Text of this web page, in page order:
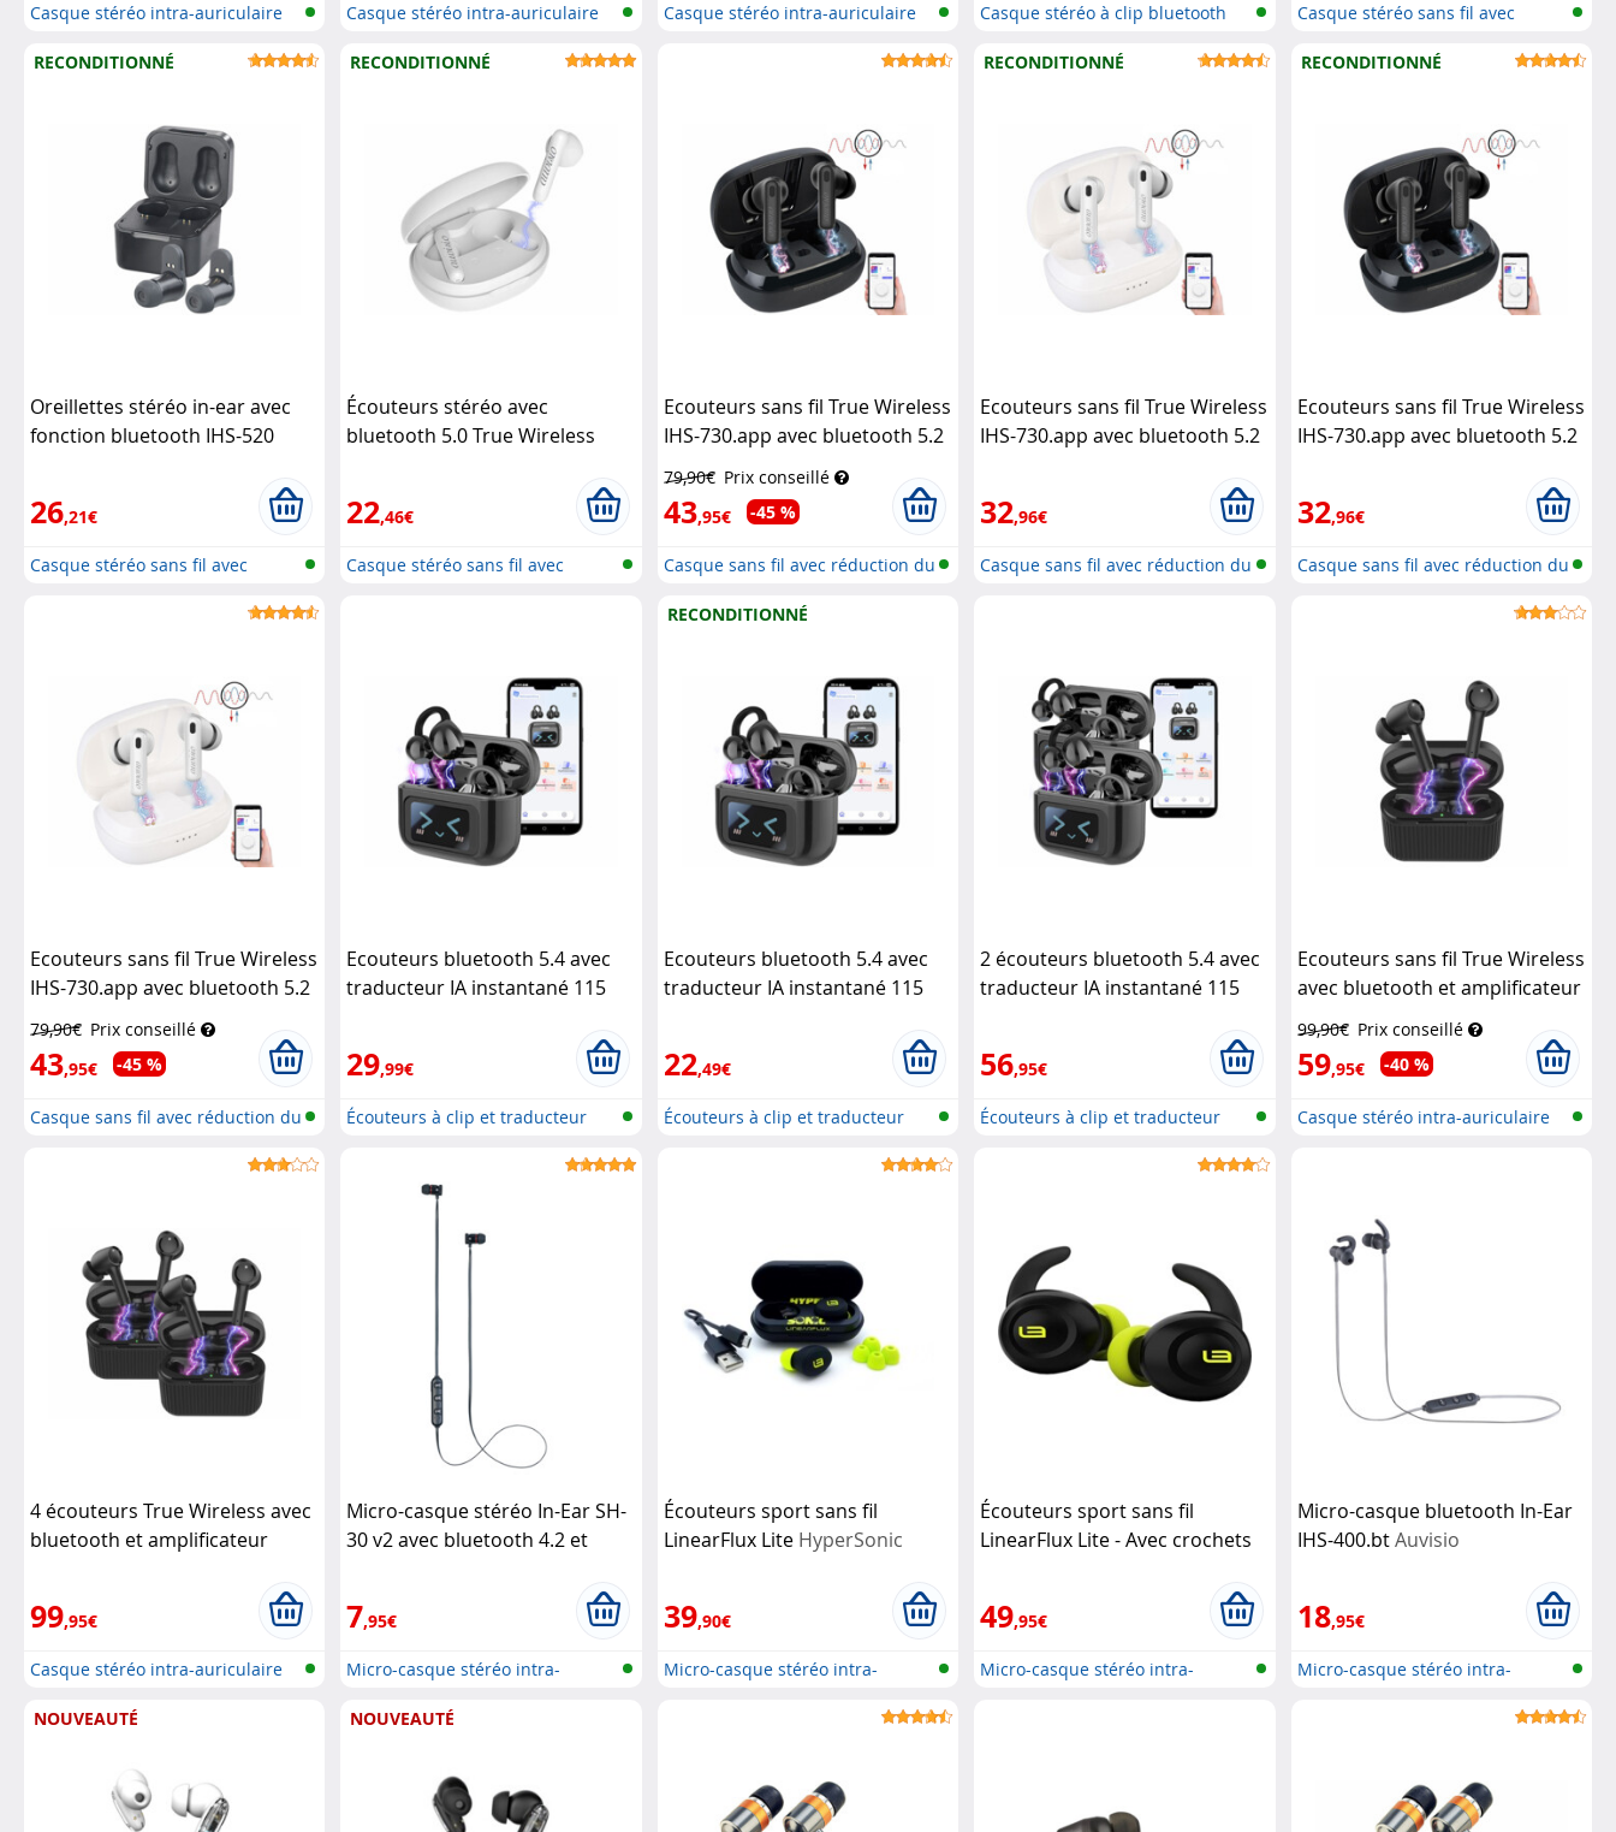
Casque stéréo intra-auriculaire
Casque stéréo intra-auriculaire
Casque stéréo intra-auriculaire
Casque stéréo à clip bluetooth
Casque stéréo sans fil avec
RECONDITIONNÉ
Oreillettes stéréo in-ear avec
fonction bluetooth IHS-520
26,21€
Casque stéréo sans fil avec
RECONDITIONNÉ
Écouteurs stéréo avec
bluetooth 5.0 True Wireless
22,46€
Casque stéréo sans fil avec
Ecouteurs sans fil True Wireless
IHS-730.app avec bluetooth 5.2
et réduction active du bruit -
noir
Auvisio
79,90€ Prix conseillé
43,95€ -45 %
Casque sans fil avec réduction du
RECONDITIONNÉ
Ecouteurs sans fil True Wireless
IHS-730.app avec bluetooth 5.2
32,96€
Casque sans fil avec réduction du
RECONDITIONNÉ
Ecouteurs sans fil True Wireless
IHS-730.app avec bluetooth 5.2
32,96€
Casque sans fil avec réduction du
Ecouteurs sans fil True Wireless
IHS-730.app avec bluetooth 5.2
et réduction active du bruit -
blan
Auvisio
79,90€ Prix conseillé
43,95€ -45 %
Casque sans fil avec réduction du
Ecouteurs bluetooth 5.4 avec
traducteur IA instantané 115
29,99€
Écouteurs à clip et traducteur
RECONDITIONNÉ
Ecouteurs bluetooth 5.4 avec
traducteur IA instantané 115
22,49€
Écouteurs à clip et traducteur
2 écouteurs bluetooth 5.4 avec
traducteur IA instantané 115
56,95€
Écouteurs à clip et traducteur
Ecouteurs sans fil True Wireless
avec bluetooth et amplificateur
auditif IHS-250.db Newgen
Medicals
99,90€ Prix conseillé
59,95€ -40 %
Casque stéréo intra-auriculaire
4 écouteurs True Wireless avec
bluetooth et amplificateur
99,95€
Casque stéréo intra-auriculaire
Micro-casque stéréo In-Ear SH-
30 v2 avec bluetooth 4.2 et
7,95€
Micro-casque stéréo intra-
Écouteurs sport sans fil
LinearFlux Lite HyperSonic
39,90€
Micro-casque stéréo intra-
Écouteurs sport sans fil
LinearFlux Lite - Avec crochets
49,95€
Micro-casque stéréo intra-
Micro-casque bluetooth In-Ear
IHS-400.btAuvisio
18,95€
Micro-casque stéréo intra-
NOUVEAUTÉ NOUVEAUTÉ